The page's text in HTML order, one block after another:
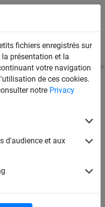
fichiers enregistrés sur
présentation et la
votre navigation
de ces cookies.
notre Privacy
d'audience et aux
de mini buts et de foot
1.80m x